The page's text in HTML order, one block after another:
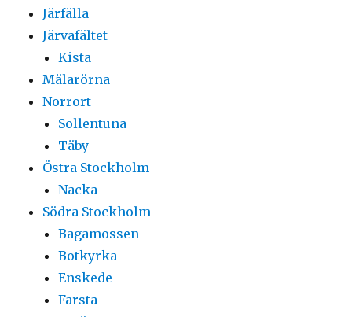
Järfälla
Järvafältet
Kista
Mälarörna
Norrort
Sollentuna
Täby
Östra Stockholm
Nacka
Södra Stockholm
Bagamossen
Botkyrka
Enskede
Farsta